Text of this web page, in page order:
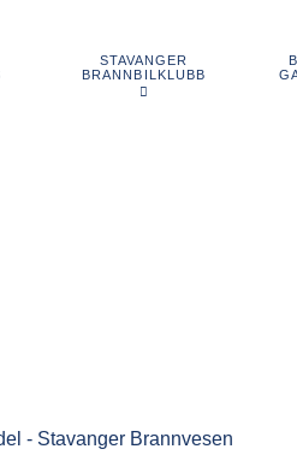
STAVANGER
BRANNBILKLUBB
- Stavanger Brannvesen